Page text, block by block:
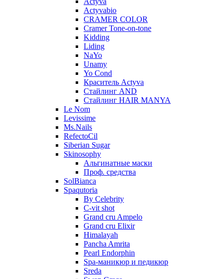
Actyvabio
CRAMER COLOR
Cramer Tone-on-tone
Kidding
Liding
NaYo
Unamy
Yo Cond
Краситель Actyva
Стайлинг AND
Стайлинг HAIR MANYA
Le Nom
Levissime
Ms.Nails
RefectoCil
Siberian Sugar
Skinosophy
Альгинатные маски
Проф. средства
SolBianca
Spaqutoria
By Celebrity
C-vit shot
Grand cru Ampelo
Grand сru Elixir
Himalayah
Pancha Amrita
Pearl Endorphin
Spa-маникюр и педикюр
Sreda